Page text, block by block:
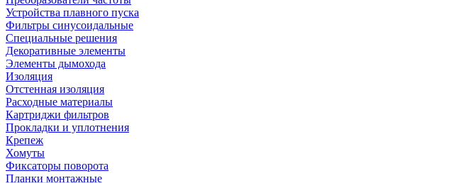
Устройства плавного пуска
Фильтры синусоидальные
Специальные решения
Декоративные элементы
Элементы дымохода
Изоляция
Отстенная изоляция
Расходные материалы
Картриджи фильтров
Прокладки и уплотнения
Крепеж
Хомуты
Фиксаторы поворота
Планки монтажные